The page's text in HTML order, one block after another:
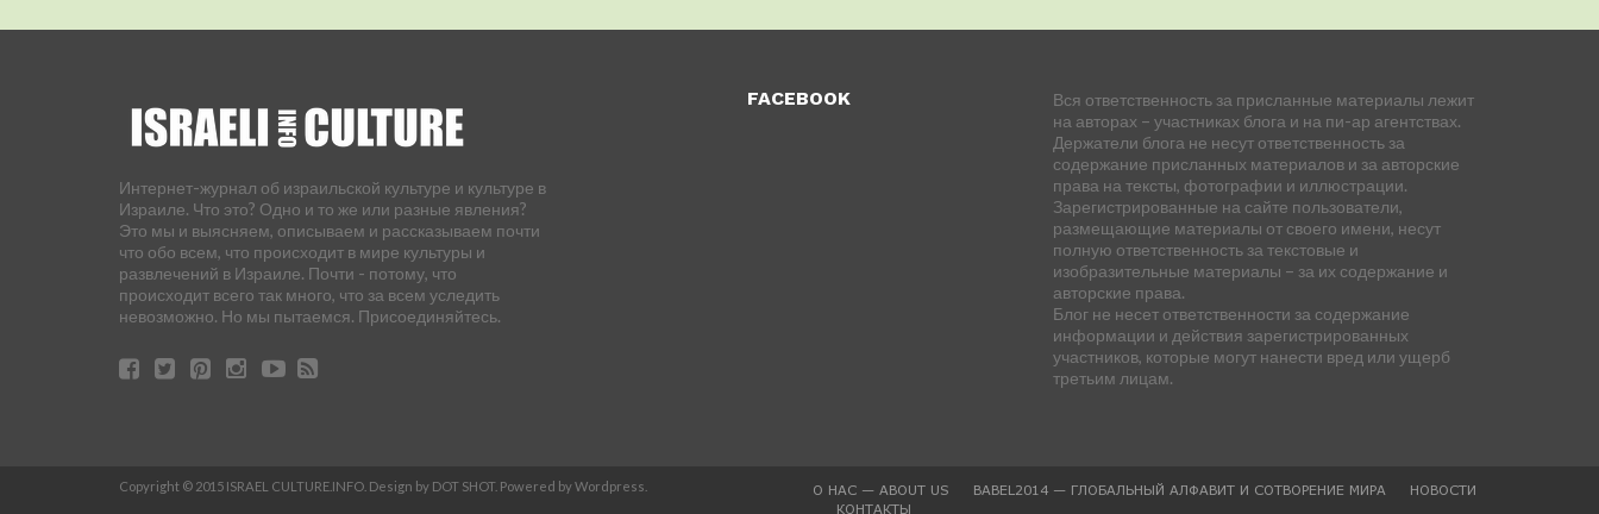
Интернет-журнал об израильской культуре и культуре в
Израиле. Что это? Одно и то же или разные явления?
Это мы и выясняем, описываем и рассказываем почти
что обо всем, что происходит в мире культуры и
развлечений в Израиле. Почти - потому, что
происходит всего так много, что за всем уследить
невозможно. Но мы пытаемся. Присоединяйтесь.
FACEBOOK
Вся ответственность за присланные материалы лежит
на авторах – участниках блога и на пи-ар агентствах.
Держатели блога не несут ответственность за
содержание присланных материалов и за авторские
права на тексты, фотографии и иллюстрации.
Зарегистрированные на сайте пользователи,
размещающие материалы от своего имени, несут
полную ответственность за текстовые и
изобразительные материалы – за их содержание и
авторские права.
Блог не несет ответственности за содержание
информации и действия зарегистрированных
участников, которые могут нанести вред или ущерб
третьим лицам.
О НАС — ABOUT US BABEL2014 — ГЛОБАЛЬНЫЙ АЛФАВИТ И СОТВОРЕНИЕ МИРА
НОВОСТИ
КОНТАКТЫ
Copyright © 2015 ISRAEL CULTURE.INFO. Design by DOT SHOT. Powered by Wordpress.